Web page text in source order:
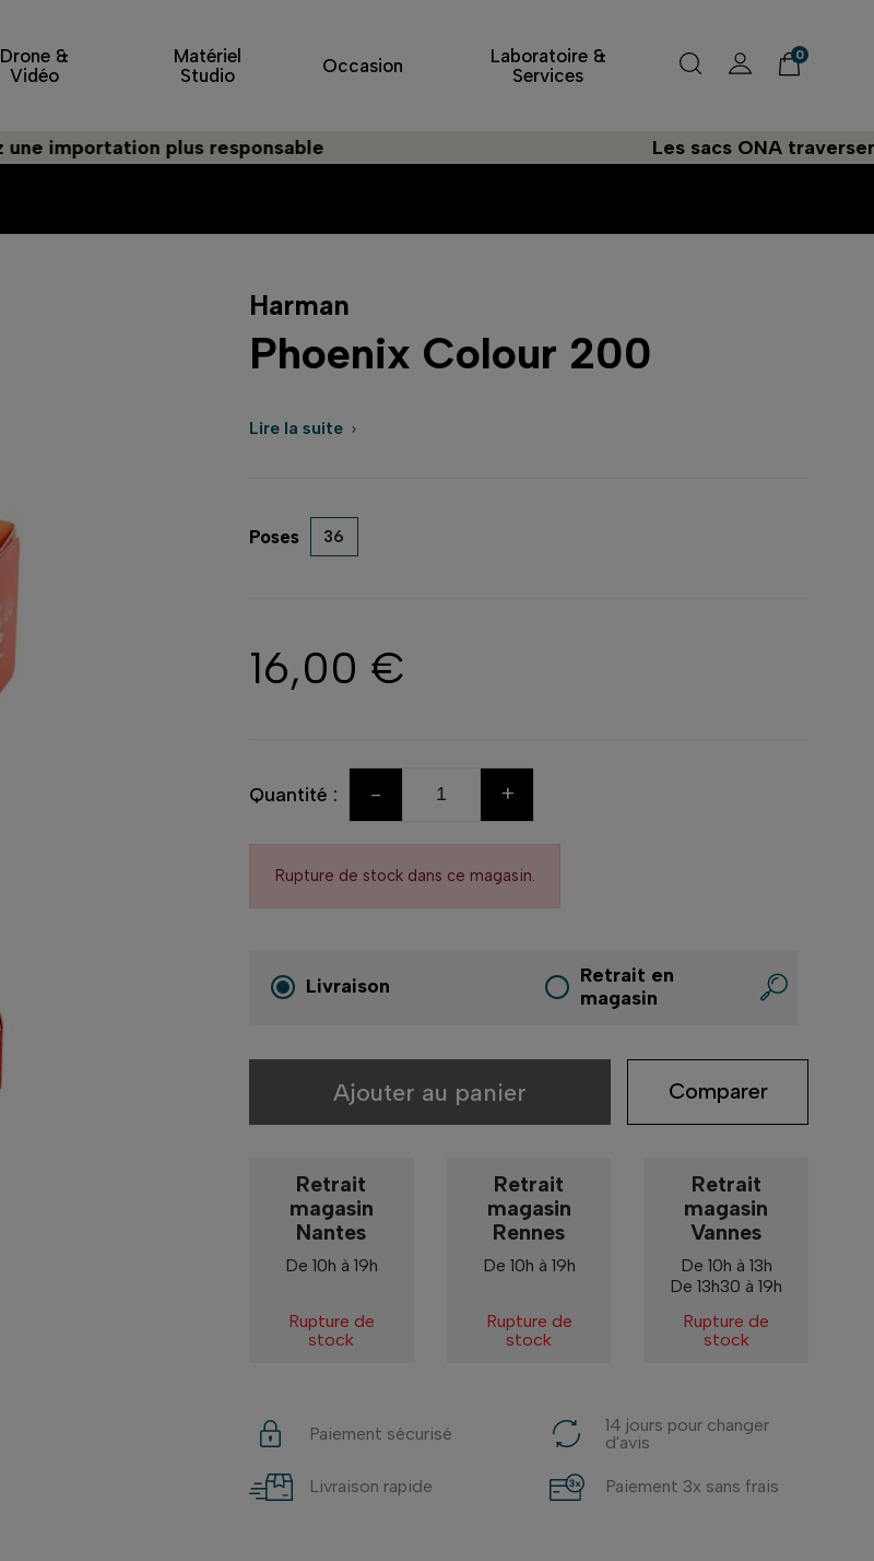
Drone &
Vidéo
Matériel
Studio
Occasion
Laboratoire &
Services
0
importation plus responsable Les sacs ONA traversent
Harman
Phoenix Colour 200
Lire la suite 
Poses 36
16,00 €
Quantité : - +
Rupture de stock dans ce magasin.
Livraison
Retrait en
magasin
Ajouter au panier Comparer
Retrait
magasin
Nantes
De 10h à 19h
Rupture de
stock
Retrait
magasin
Rennes
De 10h à 19h
Rupture de
stock
Retrait
magasin
Vannes
De 10h à 13h
De 13h30 à 19h
Rupture de
stock
Paiement sécurisé
14 jours pour changer
d'avis
Livraison rapide Paiement 3x sans frais